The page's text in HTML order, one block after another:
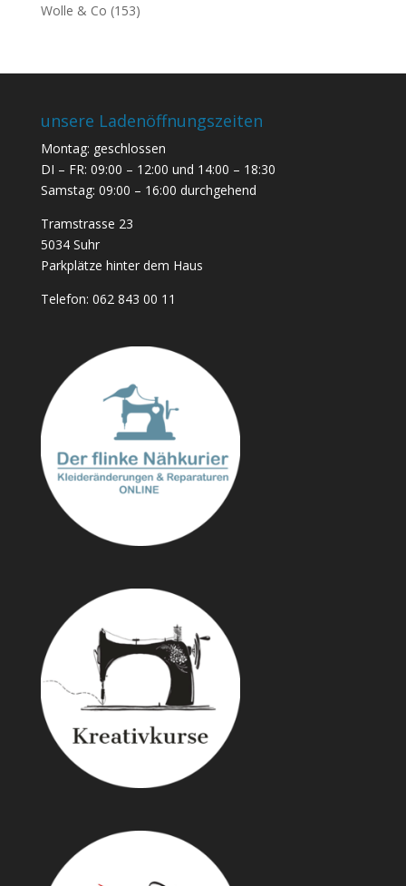
Wolle & Co (153)
unsere Ladenöffnungszeiten
Montag: geschlossen
DI – FR: 09:00 – 12:00 und 14:00 – 18:30
Samstag: 09:00 – 16:00 durchgehend
Tramstrasse 23
5034 Suhr
Parkplätze hinter dem Haus
Telefon: 062 843 00 11